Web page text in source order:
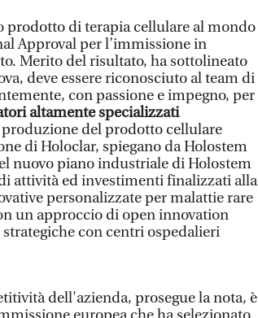
prodotto di terapia cellulare al mondo
Approval per l’immissione in
Merito del risultato, ha sottolineato
deve essere riconosciuto al team di
con passione e impegno, per
altamente specializzati
del prodotto cellulare
di Holoclar, spiegano da Holostem
nuovo piano industriale di Holostem
attività ed investimenti finalizzati alla
personalizzate per malattie rare
un approccio di open innovation
con centri ospedalieri
dell'azienda, prosegue la nota, è